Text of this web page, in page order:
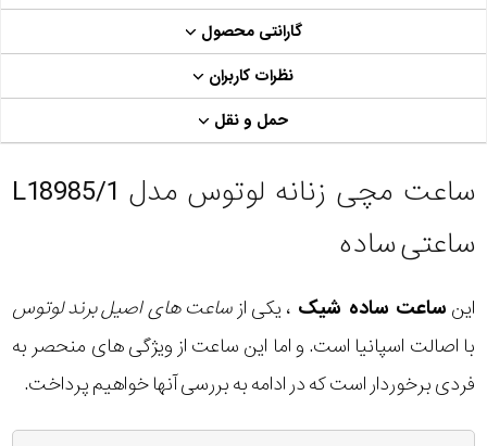
گارانتی محصول
نظرات کاربران
حمل و نقل
ساعت مچی زنانه لوتوس مدل L18985/1
ساعتی ساده
این ساعت ساده شیک ، یکی ازساعت های اصیل برند لوتوس
با اصالت اسپانیا است. و اما این ساعت از ویژگی های منحصر به
فردی برخوردار است که در ادامه به بررسی آنها خواهیم پرداخت.